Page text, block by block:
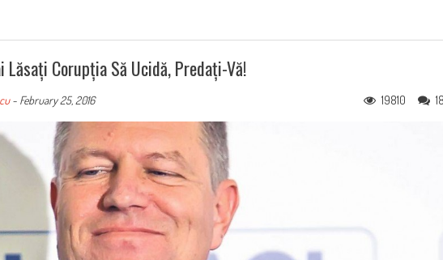
Lăsați Corupția Să Ucidă, Predați-Vă!
- February 25, 2016 19810